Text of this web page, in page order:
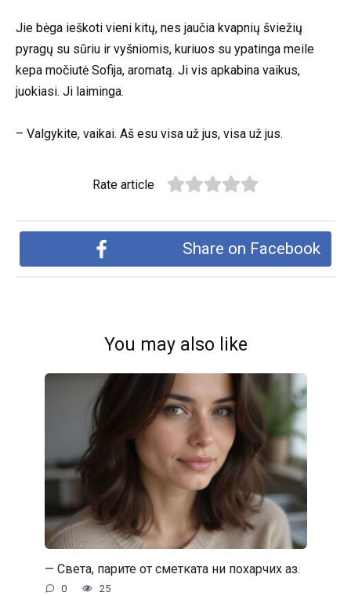
Jie bėga ieškoti vieni kitų, nes jaučia kvapnių šviežių
pyragų su sūriu ir vyšniomis, kuriuos su ypatinga meile
kepa močiutė Sofija, aromatą. Ji vis apkabina vaikus,
juokiasi. Ji laiminga.
– Valgykite, vaikai. Aš esu visa už jus, visa už jus.
Rate article
Share on Facebook
You may also like
— Света, парите от сметката ни похарчих аз.
0 25